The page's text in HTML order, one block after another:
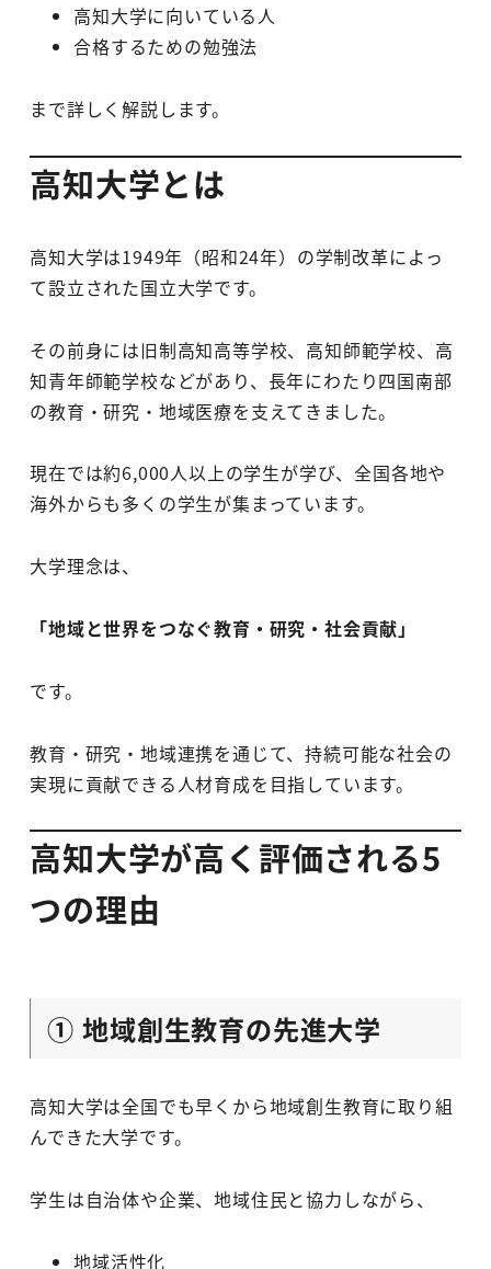
高知大学に向いている人
合格するための勉強法
まで詳しく解説します。
高知大学とは
高知大学は1949年（昭和24年）の学制改革によっ
て設立された国立大学です。
その前身には旧制高知高等学校、高知師範学校、高
知青年師範学校などがあり、長年にわたり四国南部
の教育・研究・地域医療を支えてきました。
現在では約6,000人以上の学生が学び、全国各地や
海外からも多くの学生が集まっています。
大学理念は、
「地域と世界をつなぐ教育・研究・社会貢献」
です。
教育・研究・地域連携を通じて、持続可能な社会の
実現に貢献できる人材育成を目指しています。
高知大学が高く評価される5
つの理由
① 地域創生教育の先進大学
高知大学は全国でも早くから地域創生教育に取り組
んできた大学です。
学生は自治体や企業、地域住民と協力しながら、
地域活性化